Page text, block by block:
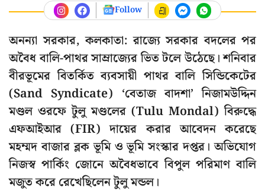
Follow
অনন্যা সরকার, কলকাতা: রাজ্যে সরকার বদলের পর
অবৈধ বালি-পাথর সাম্রাজ্যের ভিত টলে উঠেছে। শনিবার
বীরভূমের বিতর্কিত ব্যবসায়ী পাথর বালি সিন্ডিকেটের
(Sand Syndicate) ‘বেতাজ বাদশা’ নিজামউদ্দিন
মণ্ডল ওরফে টুলু মণ্ডলের (Tulu Mondal) বিরুদ্ধে
এফআইআর (FIR) দায়ের করার আবেদন করেছে
মহম্মদ বাজার ব্লক ভূমি ও ভূমি সংস্কার দপ্তর। অভিযোগ
নিজস্ব পার্কিং জোনে অবৈধভাবে বিপুল পরিমাণ বালি
মজুত করে রেখেছিলেন টুলু মন্ডল।